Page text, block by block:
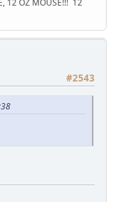
12 OZ MOUSE!!! 12
#2543